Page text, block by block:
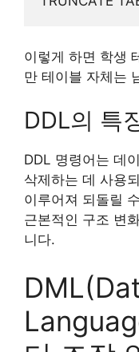
이렇게 하면 학생
만 테이블 자체는
DDL의 특
DDL 명령어는 데
삭제하는 데 사용
이루어져 되돌릴
근본적인 구조 변
니다.